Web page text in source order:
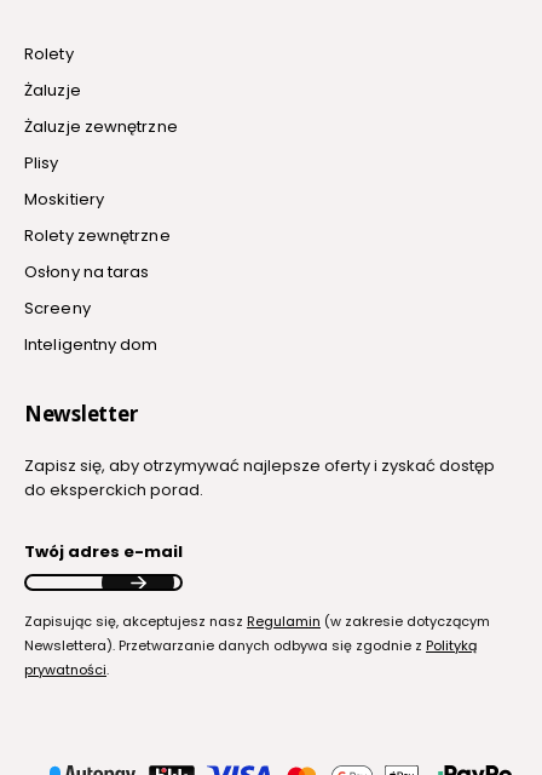
Rolety
Żaluzje
Żaluzje zewnętrzne
Plisy
Moskitiery
Rolety zewnętrzne
Osłony na taras
Screeny
Inteligentny dom
Newsletter
Zapisz się, aby otrzymywać najlepsze oferty i zyskać dostęp
do eksperckich porad.
Twój adres e-mail
Zapisując się, akceptujesz nasz Regulamin (w zakresie dotyczącym
Newslettera). Przetwarzanie danych odbywa się zgodnie z Polityką
prywatności.